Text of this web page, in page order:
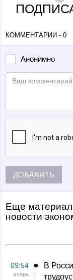
КОММЕНТАРИИ - 0
Анонимно
ДОБАВИТЬ
Еще
Новости
09:54
вчера
В